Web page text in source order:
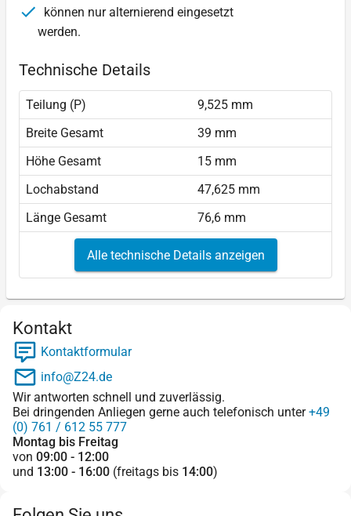
können nur alternierend eingesetzt
werden.
Technische Details
Teilung (P)
9,525 mm
Breite Gesamt
39 mm
Höhe Gesamt
15 mm
Lochabstand
47,625 mm
Länge Gesamt
76,6 mm
Alle technische Details anzeigen
Kontakt
Kontaktformular
info@Z24.de
Wir antworten schnell und zuverlässig.
Bei dringenden Anliegen gerne auch telefonisch unter+49
(0) 761 / 612 55 777
Montag bis Freitag
von 09:00 - 12:00
und 13:00 - 16:00 (freitags bis 14:00)